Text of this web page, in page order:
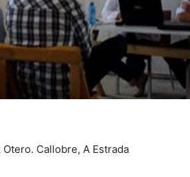
Callobre, A Estrada